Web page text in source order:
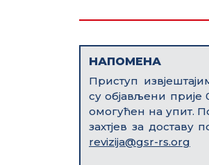
НАПОМЕНА
Приступ
су објављени прије
омогућен на упит.
захтјев за доставу
revizija@gsr-rs.org